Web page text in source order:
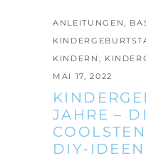
ANLEITUNGEN,
KINDERN ,
MAI 17, 2022
JAHRE –
DIY-IDEEN